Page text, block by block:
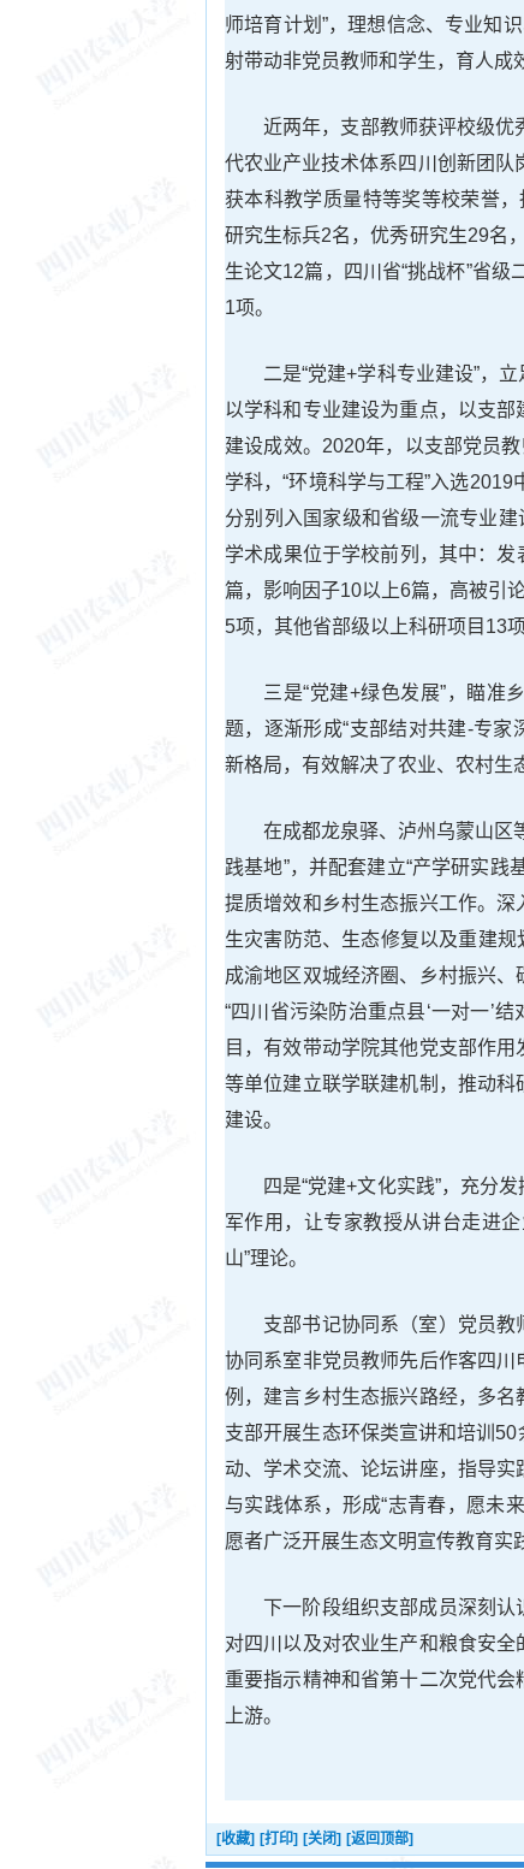
师培育计划”，理想信念、专业知
射带动非党员教师和学生，育人成
近两年，支部教师获评校级
代农业产业技术体系四川创新团队
获本科教学质量特等奖等校荣誉
研究生标兵2名，优秀研究生29名
生论文12篇，四川省“挑战杯”省级
1项。
二是“党建+学科专业建设”，
以学科和专业建设为重点，以支
建设成效。2020年，以支部党员
学科，“环境科学与工程”入选
分别列入国家级和省级一流专业
学术成果位于学校前列，其中：
篇，影响因子10以上6篇，高被引
5项，其他省部级以上科研项目13
三是“党建+绿色发展”，瞄准
题，逐渐形成“支部结对共建-专家
新格局，有效解决了农业、农村生
在成都龙泉驿、泸州乌蒙山区
践基地”，并配套建立“产学研实践
提质增效和乡村生态振兴工作。深
生灾害防范、生态修复以及重建
成渝地区双城经济圈、乡村振兴
“四川省污染防治重点县‘一对一’
目，有效带动学院其他党支部作
等单位建立联学联建机制，推动
建设。
四是“党建+文化实践”，充分
军作用，让专家教授从讲台走进
山”理论。
支部书记协同系（室）党员
协同系室非党员教师先后作客四
例，建言乡村生态振兴路经，多
支部开展生态环保类宣讲和培训
动、学术交流、论坛讲座，指导
与实践体系，形成“志青春，愿未
愿者广泛开展生态文明宣传教育实
下一阶段组织支部成员深刻
对四川以及对农业生产和粮食安
重要指示精神和省第十二次党代
上游。
[收藏] [打印] [关闭] [返回顶部]